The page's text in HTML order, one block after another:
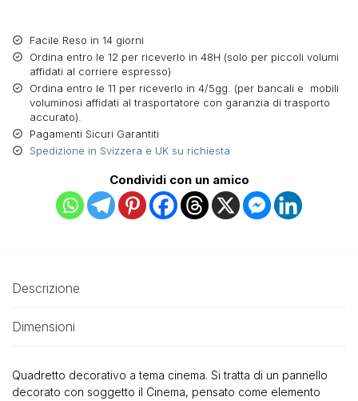
Facile Reso in 14 giorni
Ordina entro le 12 per riceverlo in 48H (solo per piccoli volumi
affidati al corriere espresso)
Ordina entro le 11 per riceverlo in 4/5gg. (per bancali e mobili
voluminosi affidati al trasportatore con garanzia di trasporto
accurato).
Pagamenti Sicuri Garantiti
Spedizione in Svizzera e UK su richiesta
Condividi con un amico
Descrizione
Dimensioni
Quadretto decorativo a tema cinema. Si tratta di un pannello
decorato con soggetto il Cinema, pensato come elemento